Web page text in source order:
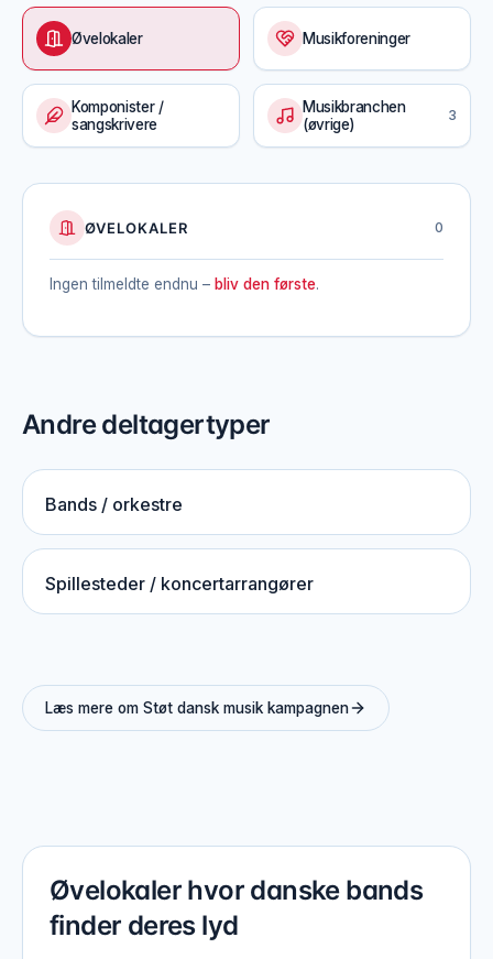
Øvelokaler Musikforeninger
Komponister /
sangskrivere
Musikbranchen
(øvrige)
3
ØVELOKALER 0
Ingen tilmeldte endnu – bliv den første.
Andre deltagertyper
Bands / orkestre
Spillesteder / koncertarrangører
Læs mere om Støt dansk musik kampagnen
Øvelokaler hvor danske bands
finder deres lyd